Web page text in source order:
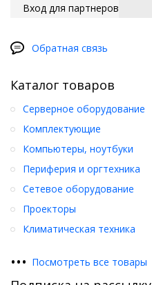
Вход для партнеров
Обратная связь
Каталог товаров
Серверное оборудование
Комплектующие
Компьютеры, ноутбуки
Периферия и оргтехника
Сетевое оборудование
Проекторы
Климатическая техника
••• Посмотреть все товары